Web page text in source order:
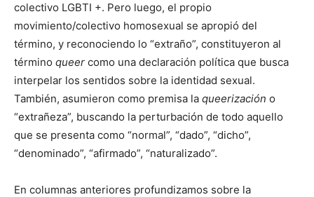
colectivo LGBTI +. Pero luego, el propio
movimiento/colectivo homosexual se apropió del
término, y reconociendo lo “extraño”, constituyeron al
término queer como una declaración política que busca
interpelar los sentidos sobre la identidad sexual.
También, asumieron como premisa la queerización o
“extrañeza”, buscando la perturbación de todo aquello
que se presenta como “normal”, “dado”, “dicho”,
“denominado”, “afirmado”, “naturalizado”.
En columnas anteriores profundizamos sobre la